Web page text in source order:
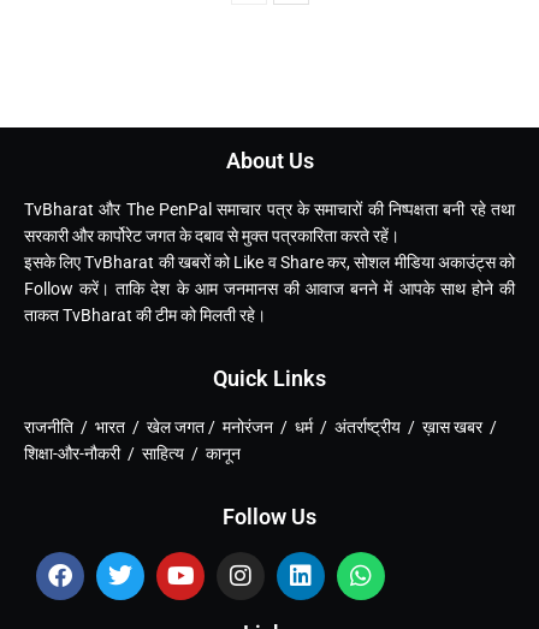
About Us
TvBharat और The PenPal समाचार पत्र के समाचारों की निष्पक्षता बनी रहे तथा
सरकारी और कार्पोरेट जगत के दबाव से मुक्त पत्रकारिता करते रहें।
इसके लिए TvBharat की खबरों को Like व Share कर, सोशल मीडिया अकाउंट्स को
Follow करें। ताकि देश के आम जनमानस की आवाज बनने में आपके साथ होने की
ताकत TvBharat की टीम को मिलती रहे।
Quick Links
राजनीति / भारत / खेल जगत / मनोरंजन / धर्म / अंतर्राष्ट्रीय / ख़ास खबर /
शिक्षा-और-नौकरी / साहित्य / कानून
Follow Us